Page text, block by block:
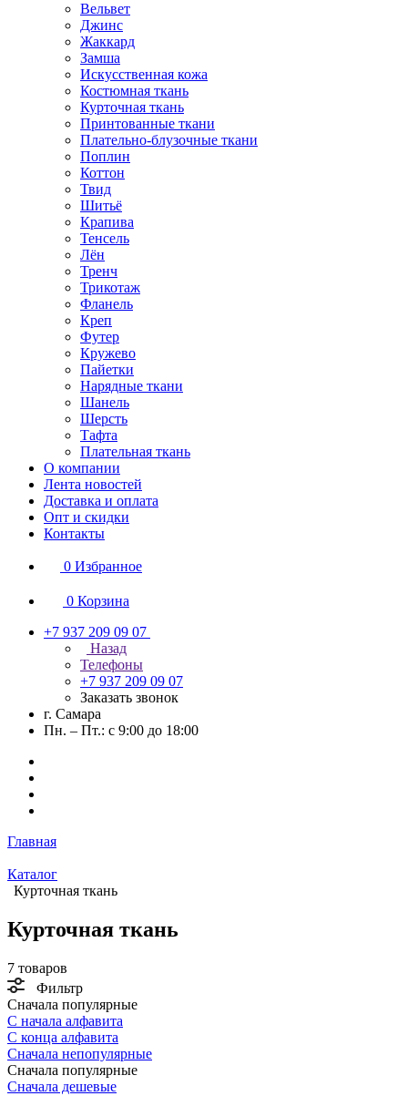
Вельвет
Джинс
Жаккард
Замша
Искусственная кожа
Костюмная ткань
Курточная ткань
Принтованные ткани
Плательно-блузочные ткани
Поплин
Коттон
Твид
Шитьё
Крапива
Тенсель
Лён
Тренч
Трикотаж
Фланель
Креп
Футер
Кружево
Пайетки
Нарядные ткани
Шанель
Шерсть
Тафта
Плательная ткань
О компании
Лента новостей
Доставка и оплата
Опт и скидки
Контакты
0 Избранное
0 Корзина
+7 937 209 09 07
Назад
Телефоны
+7 937 209 09 07
Заказать звонок
г. Самара
Пн. – Пт.: с 9:00 до 18:00
Главная
Каталог
Курточная ткань
Курточная ткань
7 товаров
Фильтр
Сначала популярные
С начала алфавита
С конца алфавита
Сначала непопулярные
Сначала популярные
Сначала дешевые